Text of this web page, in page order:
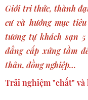
Giới tri thức, thành
cư và hướng mục
tương tự khách sạn
đẳng cấp xứng tầm
thân, đồng nghiệp…
Trải nghiệm "chất" và